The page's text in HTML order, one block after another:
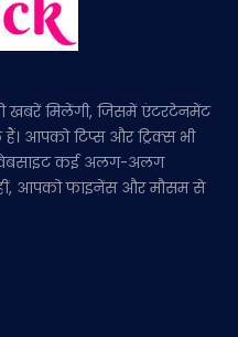
मिलेंगी, जिसमें एंटरटेनमेंट
आपको टिप्स और ट्रिक्स भी
वेबसाइट कई अलग-अलग
आपको फाइनेंस और मौसम से